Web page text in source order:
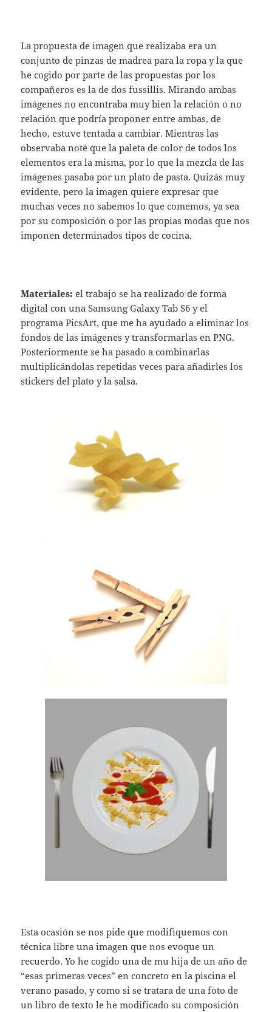
La propuesta de imagen que realizaba era un
conjunto de pinzas de madrea para la ropa y la que
he cogido por parte de las propuestas por los
compañeros es la de dos fussillis. Mirando ambas
imágenes no encontraba muy bien la relación o no
relación que podría proponer entre ambas, de
hecho, estuve tentada a cambiar. Mientras las
observaba noté que la paleta de color de todos los
elementos era la misma, por lo que la mezcla de las
imágenes pasaba por un plato de pasta. Quizás muy
evidente, pero la imagen quiere expresar que
muchas veces no sabemos lo que comemos, ya sea
por su composición o por las propias modas que nos
imponen determinados tipos de cocina.
Materiales: el trabajo se ha realizado de forma
digital con una Samsung Galaxy Tab S6 y el
programa PicsArt, que me ha ayudado a eliminar los
fondos de las imágenes y transformarlas en PNG.
Posteriormente se ha pasado a combinarlas
multiplicándolas repetidas veces para añadirles los
stickers del plato y la salsa.
Esta ocasión se nos pide que modifiquemos con
técnica libre una imagen que nos evoque un
recuerdo. Yo he cogido una de mu hija de un año de
“esas primeras veces” en concreto en la piscina el
verano pasado, y como si se tratara de una foto de
un libro de texto le he modificado su composición